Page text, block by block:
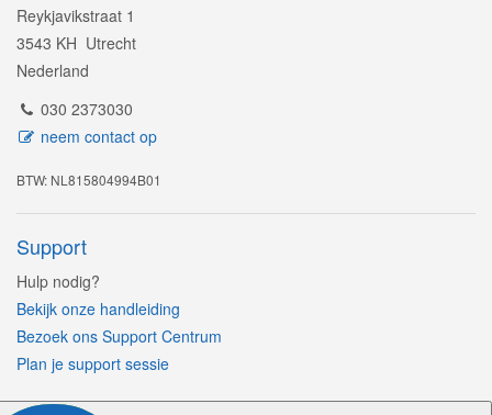
Reykjavikstraat 1
3543 KH Utrecht
Nederland
030 2373030
neem contact op
BTW: NL815804994B01
Support
Hulp nodig?
Bekijk onze handleiding
Bezoek ons Support Centrum
Plan je support sessie